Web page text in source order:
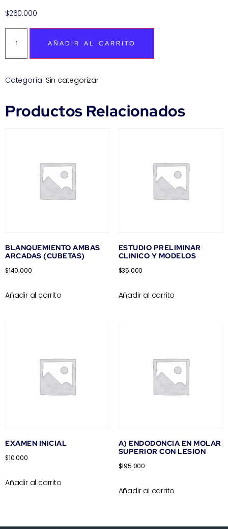
$260.000
AÑADIR AL CARRITO
Categoría: Sin categorizar
Productos Relacionados
BLANQUEMIENTO AMBAS
ARCADAS (CUBETAS)
$140.000
Añadir al carrito
ESTUDIO PRELIMINAR
CLINICO Y MODELOS
$35.000
Añadir al carrito
EXAMEN INICIAL
$10.000
Añadir al carrito
A) ENDODONCIA EN MOLAR
SUPERIOR CON LESION
$195.000
Añadir al carrito